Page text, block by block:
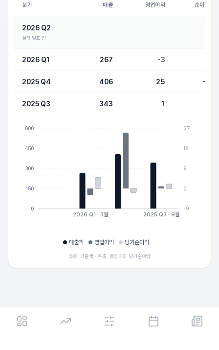
분기 매출 영업이익 순이익
2026 Q2
실적 발표 전
2026 Q1 267 -3
2025 Q4 406 25 -2
2025 Q3 343 1
2026 Q1 · 3월 2025 Q3 · 9월
0
150
300
450
600
-9
0
9
18
27
매출액 영업이익 당기순이익
좌축: 매출액 · 우축: 영업이익·당기순이익